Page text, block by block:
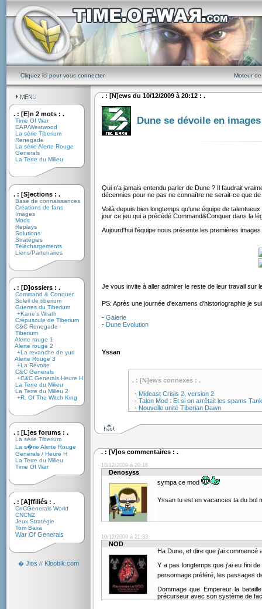
Cliquez ici pour vous connecter Moteur
. : [E]n 2 mots : .
Time Of War
EAP/Westwood
La série Tiberium
Renegade
La série Alerte Rouge
Generals
La Terre du Milieu
. : [S]ections : .
Base de connaissances
Créations de fans
Images
Mods
Replays
Solutions
Stratégies
Téléchargements
Liens/Partenaires
. : [D]ossiers : .
Command & Conquer
Soleil de tiberium
Guerres du Tiberium
+Kane's Wrath
Crépuscule de Tiberium
C&C Renegade
Tiberium
Alerte rouge 1
Alerte rouge 2
+La revanche de yuri
Alerte Rouge 3
+La Révolte
C&C Generals
+C&C Generals Heure H
La Terre du Milieu
La Terre du Milieu 2
+R. Of The Witch King
. : [L]es forums : .
La série Tiberium
La s�rie Alerte Rouge
Generals / Heure H
La Terre du Milieu
Time Of War
. : [A]ffiliés : .
CnCGenerals World
CNCNZ
Jeux Stratégie
Tom Baxa
War Of Generals
� Jios // Kloobik.com
. : [N]ews du 10/12/2009 à 20:12 : .
Dune se dévoile en images
Qui n'a jamais entendu parler de Dune ? Il faudrait
décennies pour ne pas ne connaître ne serait-ce que
Voilà depuis bien longtemps qu'une équipe de
jour ce jeu qui a précédé Command&Conquer dans la
Aujourd'hui l'équipe nous présente les premières images
Je vous invite à aller admirer le reste de leur travail sur
PS: Après une journée d'examens d'historiographie je
- Galerie
- Dune Evolution
Yssan
. : [N]ews connexes : .
- Mideast Crisis 2, version 2
- Talon Mod : Et si on arrêtait les spams
- Nouvelle unité Tiberian Dawn
. : [V]os commentaires : .
10/12/2009 à 20:18
Denosyss
sympa ce mod
Yssan tu est en vacances ta du bol
10/12/2009 à 21:33
NOD
Ha Dune, et dire que j'ai commencé
Y a pas longtemps que j'ai eu fini
personnage préféré, les passages
Dommage que Empereur la
précurseur avec son système de